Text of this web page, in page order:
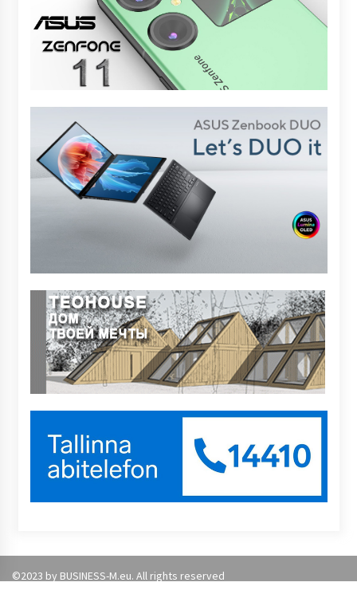
©2023 by BUSINESS-M.eu. All rights reserved